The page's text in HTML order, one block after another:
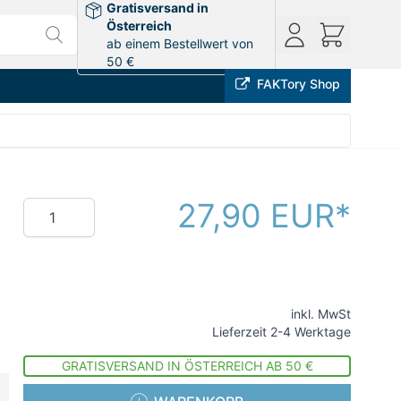
Gratisversand in
Österreich
ab einem Bestellwert von
50 €
FAKTory Shop
Menge 27,90 EUR
inkl. MwSt
Lieferzeit 2-4 Werktage
GRATISVERSAND IN ÖSTERREICH AB 50 €